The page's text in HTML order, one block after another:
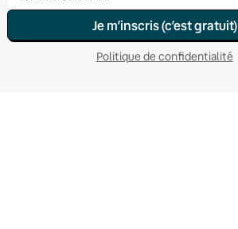
Je m’inscris (c’est gratuit)
Politique de confidentialité